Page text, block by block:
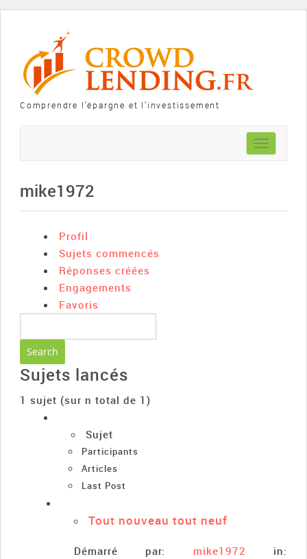
Comprendre l'épargne et l'investissement
Toggle
navigation
mike1972
Profil
Sujets commencés
Réponses créées
Engagements
Favoris
Sujets lancés
1 sujet (sur n total de 1)
Sujet
Participants
Articles
Last Post
Tout nouveau tout neuf
Démarré par: mike1972
in: